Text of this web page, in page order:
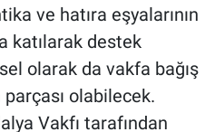
ve hatıra eşyalarının
katılarak destek
olarak da vakfa bağış
parçası olabilecek.
Vakfı tarafından